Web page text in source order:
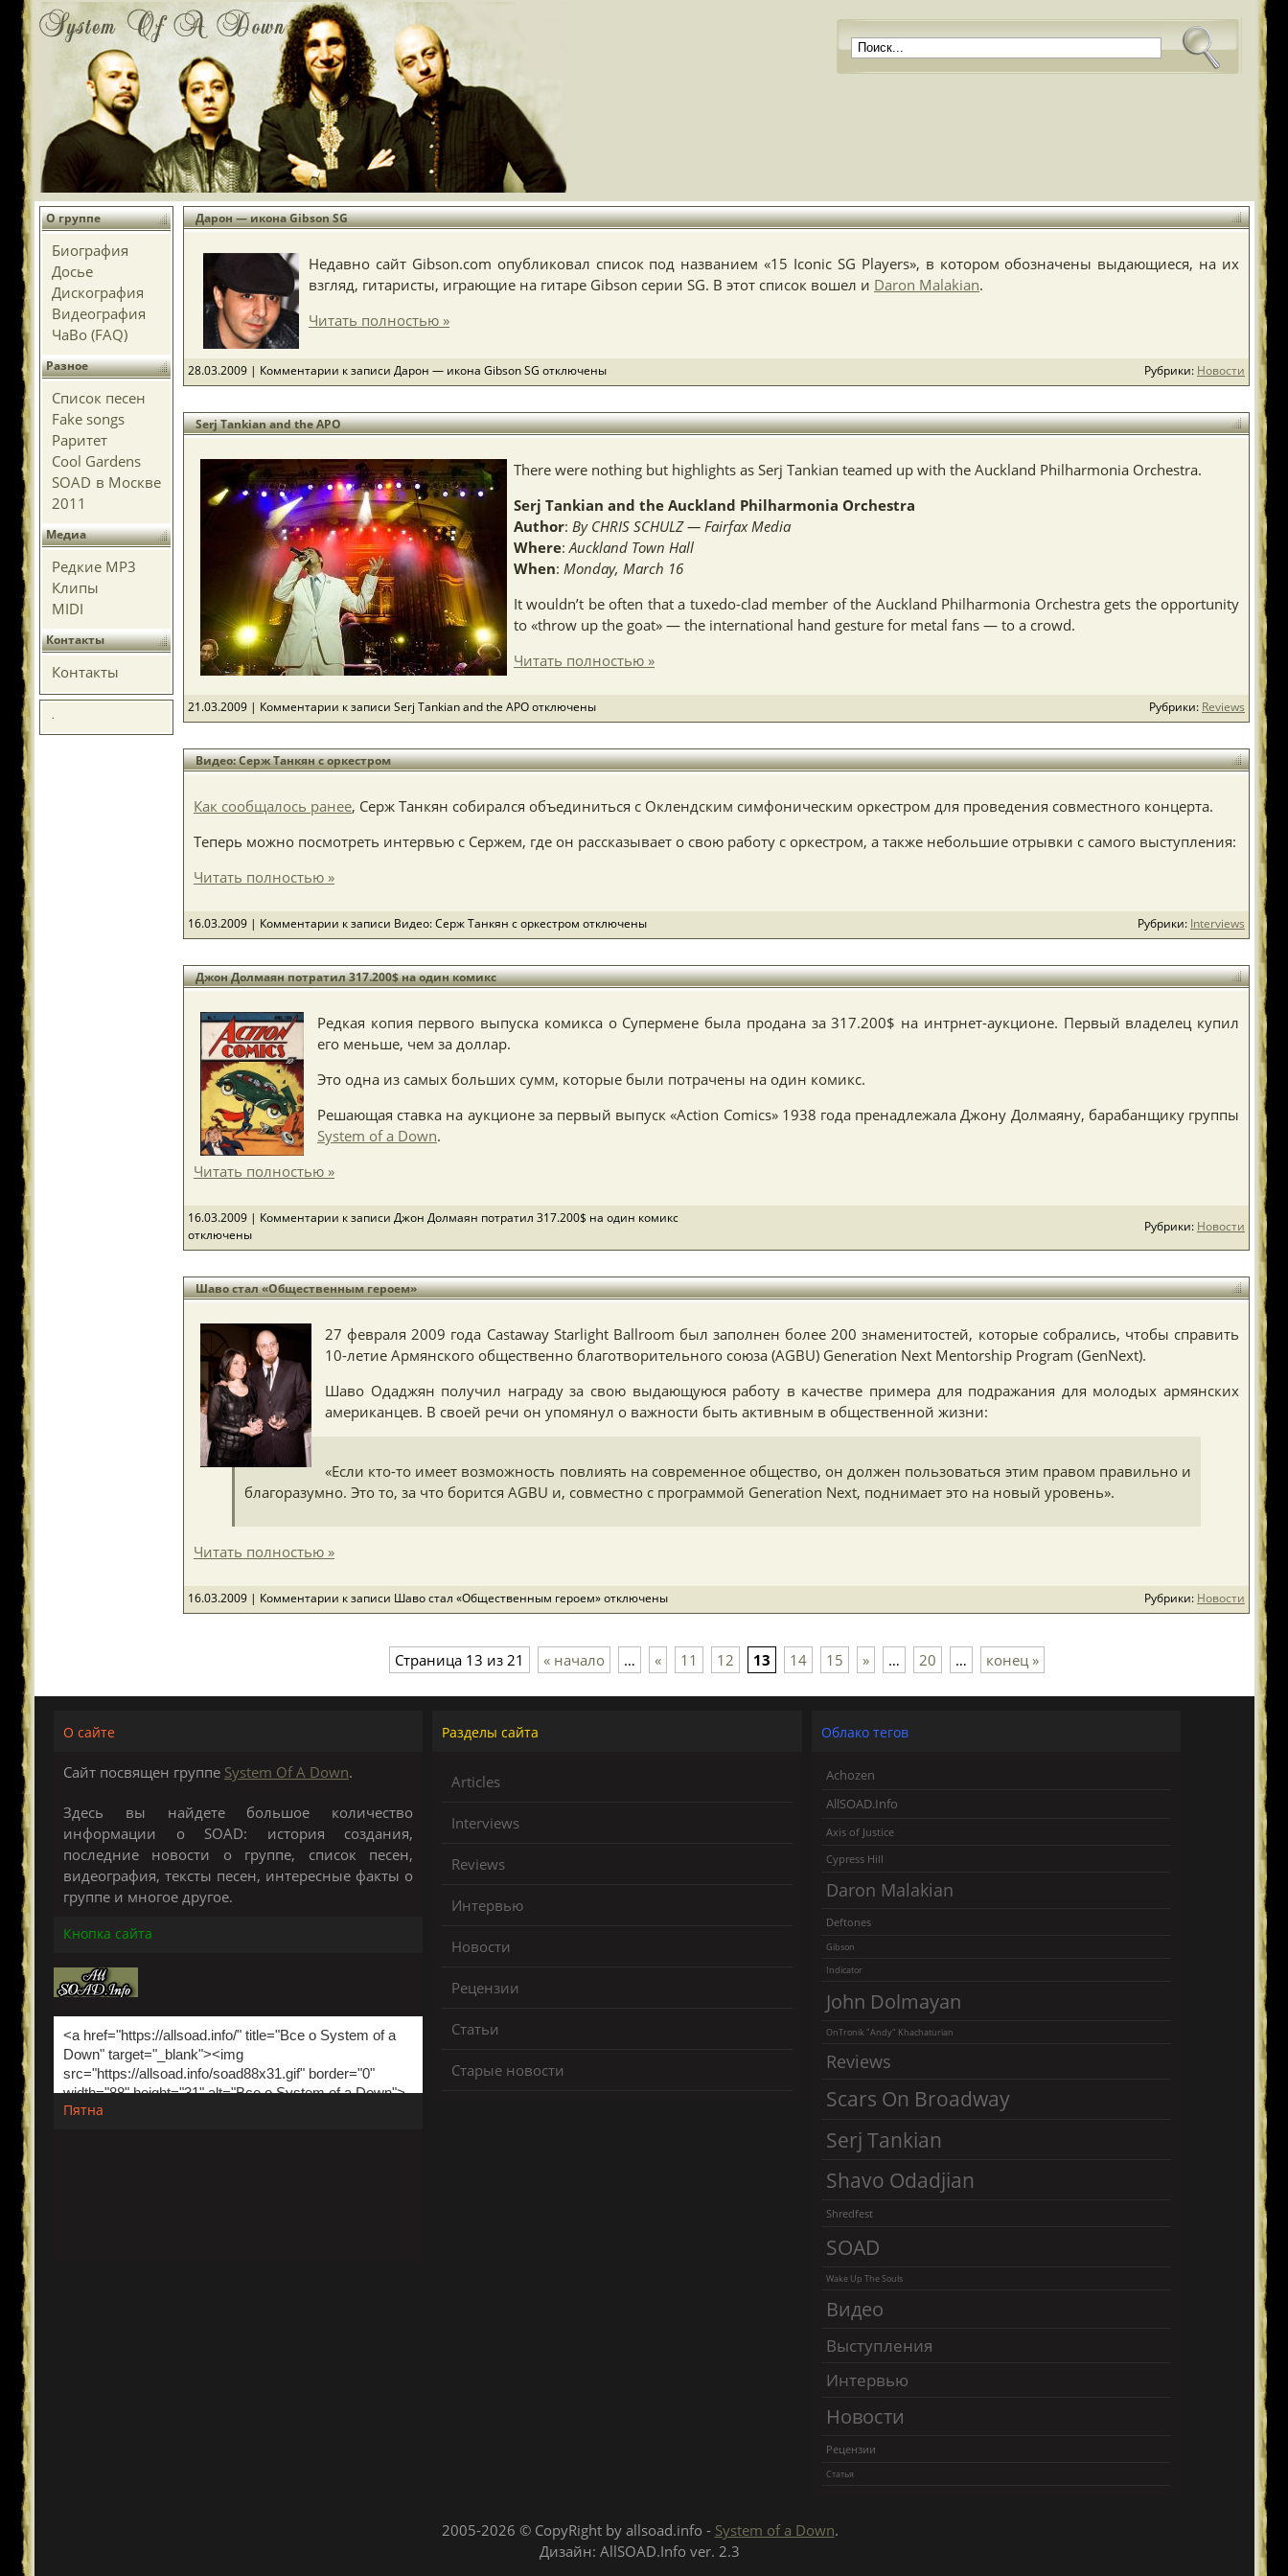
О группе
Биография
Досье
Дискография
Видеография
ЧаВо (FAQ)
Разное
Список песен
Fake songs
Раритет
Cool Gardens
SOAD в Москве
2011
Медиа
Редкие MP3
Клипы
MIDI
Контакты
Контакты
.
Дарон — икона Gibson SG
Недавно сайт Gibson.com опубликовал список под названием «15 Iconic SG Players», в котором обозначены выдающиеся, на их
взгляд, гитаристы, играющие на гитаре Gibson серии SG. В этот список вошел и Daron Malakian.
Читать полностью »
28.03.2009 | Комментарии к записи Дарон — икона Gibson SG отключены Рубрики: Новости
Serj Tankian and the APO
There were nothing but highlights as Serj Tankian teamed up with the Auckland Philharmonia Orchestra.
Serj Tankian and the Auckland Philharmonia Orchestra
Author: By CHRIS SCHULZ — Fairfax Media
Where:Auckland Town Hall
When: Monday, March 16
It wouldn’t be often that a tuxedo-clad member of the Auckland Philharmonia Orchestra gets the opportunity
to «throw up the goat» — the international hand gesture for metal fans — to a crowd.
Читать полностью »
21.03.2009 | Комментарии к записи Serj Tankian and the APOотключены Рубрики: Reviews
Видео: Серж Танкян с оркестром
Как сообщалось ранее, Серж Танкян собирался объединиться с Оклендским симфоническим оркестром для проведения совместного концерта.
Теперь можно посмотреть интервью с Сержем, где он рассказывает о свою работу с оркестром, а также небольшие отрывки с самого выступления:
Читать полностью »
16.03.2009 | Комментарии к записи Видео: Серж Танкян с оркестром отключены Рубрики: Interviews
Джон Долмаян потратил 317.200$ на один комикс
Редкая копия первого выпуска комикса о Супермене была продана за 317.200$ на интрнет-аукционе. Первый владелец купил
его меньше, чем за доллар.
Это одна из самых больших сумм, которые были потрачены на один комикс.
Решающая ставка на аукционе за первый выпуск «Action Comics» 1938 года пренадлежала Джону Долмаяну, барабанщику группы
System of a Down.
Читать полностью »
16.03.2009 | Комментарии к записи Джон Долмаян потратил 317.200$ на один комикс
отключены
Рубрики: Новости
Шаво стал «Общественным героем»
27 февраля 2009 года Castaway Starlight Ballroom был заполнен более 200 знаменитостей, которые собрались, чтобы справить
10-летие Армянского общественно благотворительного союза (AGBU) Generation Next Mentorship Program (GenNext).
Шаво Одаджян получил награду за свою выдающуюся работу в качестве примера для подражания для молодых армянских
американцев. В своей речи он упомянул о важности быть активным в общественной жизни:
«Если кто-то имеет возможность повлиять на современное общество, он должен пользоваться этим правом правильно и
благоразумно. Это то, за что борится AGBU и, совместно с программой Generation Next, поднимает это на новый уровень».
Читать полностью »
16.03.2009 | Комментарии к записи Шаво стал «Общественным героем»отключены Рубрики: Новости
Страница 13 из 21 « начало … « 11 12 13 14 15 » … 20 … конец »
О сайте
Сайт посвящен группе System Of A Down.
Здесь вы найдете большое количество
информации о SOAD: история создания,
последние новости о группе, список песен,
видеография, тексты песен, интересные факты о
группе и многое другое.
Кнопка сайта
Пятна
Разделы сайта
Articles
Interviews
Reviews
Интервью
Новости
Рецензии
Статьи
Старые новости
Облако тегов
Achozen
AllSOAD.Info
Axis of Justice
Cypress Hill
Daron Malakian
Deftones
Gibson
Indicator
John Dolmayan
OnTronik "Andy" Khachaturian
Reviews
Scars On Broadway
Serj Tankian
Shavo Odadjian
Shredfest
SOAD
Wake Up The Souls
Видео
Выступления
Интервью
Новости
Рецензии
Статья
2005-2026 © CopyRight by allsoad.info - System of a Down.
Дизайн: AllSOAD.Info ver. 2.3